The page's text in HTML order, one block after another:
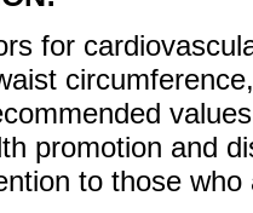
for
promotion and
to those